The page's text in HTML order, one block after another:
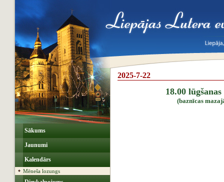
Sākums
Jaunumi
Kalendārs
Mēneša lozungs
2025-7-22
18.00
(baznīcas